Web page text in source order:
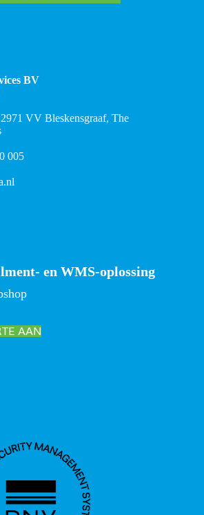
BV
VV Bleskensgraaf, The
005
en WMS-oplossing
AAN